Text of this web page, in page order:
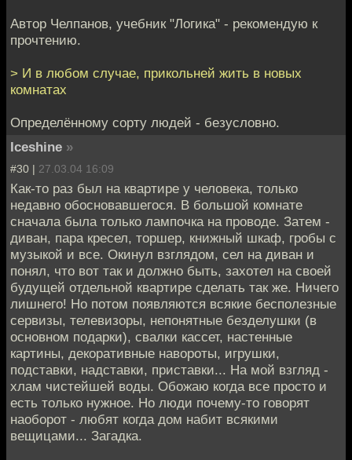
Автор Челпанов, учебник "Логика" - рекомендую к
прочтению.
> И в любом случае, прикольней жить в новых
комнатах
Определённому сорту людей - безусловно.
Iceshine »
#30 | 27.03.04 16:09
Как-то раз был на квартире у человека, только
недавно обосновавшегося. В большой комнате
сначала была только лампочка на проводе. Затем -
диван, пара кресел, торшер, книжный шкаф, гробы с
музыкой и все. Окинул взглядом, сел на диван и
понял, что вот так и должно быть, захотел на своей
будущей отдельной квартире сделать так же. Ничего
лишнего! Но потом появляются всякие бесполезные
сервизы, телевизоры, непонятные безделушки (в
основном подарки), свалки кассет, настенные
картины, декоративные навороты, игрушки,
подставки, надставки, приставки... На мой взгляд -
хлам чистейшей воды. Обожаю когда все просто и
есть только нужное. Но люди почему-то говорят
наоборот - любят когда дом набит всякими
вещицами... Загадка.